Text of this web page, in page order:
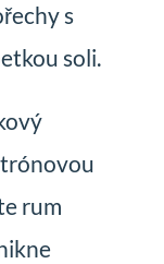
s
soli.
rum